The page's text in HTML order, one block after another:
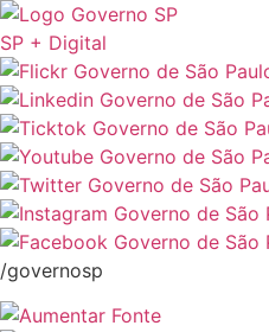
SP + Digital
/governosp